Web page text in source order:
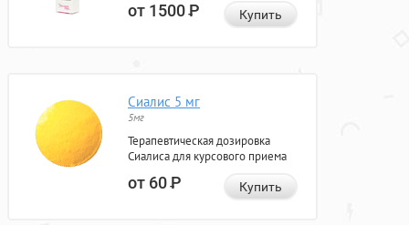
от 1500Р Купить
Сиалис 5 мг
5мг
Терапевтическая дозировка
Сиалиса для курсового приема
от 60Р Купить